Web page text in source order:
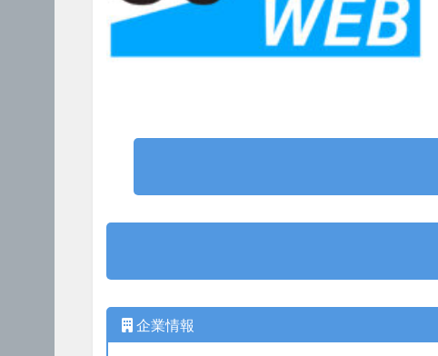
企業情報